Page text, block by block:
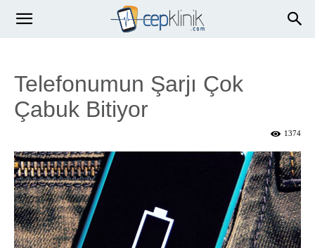
Telefonumun Şarjı Çok
Çabuk Bitiyor
1374